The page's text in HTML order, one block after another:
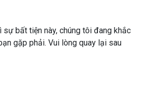
sự bất tiện này, chúng tôi đang khắc
gặp phải. Vui lòng quay lại sau